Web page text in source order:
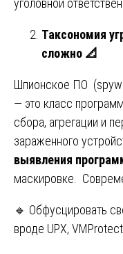
уголовной
Таксономия
сложно 📐
Шпионское ПО
— это класс
сбора, агрегации и
зараженного
выявления
маскировке.
🔹 Обфусцировать
вроде UPX,